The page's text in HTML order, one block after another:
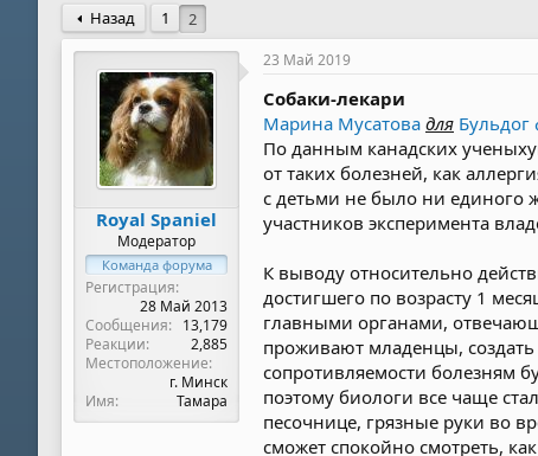
т
е
м
а
ч
а
л
а
Назад 1 2
Royal Spaniel
Модератор
Команда форума
Регистрация
28 Май 2013
Сообщения
13,179
Реакции
2,885
Местоположение
г. Минск
Имя
Тамара
23 Май 2019
Собаки-лекари
Марина Мусатова для
По данным канадских
от таких болезней, как
с детьми не было ни единого
участников эксперимента
К выводу относительно
достигшего по возрасту 1
главными органами,
проживают младенцы,
сопротивляемости болезням
поэтому биологи все чаще
песочнице, грязные руки во
сможет спокойно смотреть,